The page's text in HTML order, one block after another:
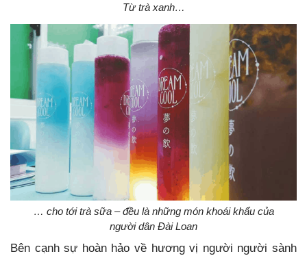
Từ trà xanh…
… cho tới trà sữa – đều là những món khoái khẩu của
người dân Đài Loan
Bên cạnh sự hoàn hảo về hương vị người người sành